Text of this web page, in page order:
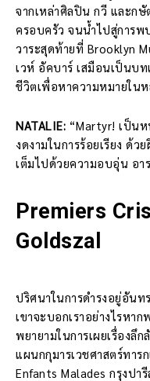
จากเหล่าศิลปิน กวี และก
ครอบครัว จนน้ำไปสู่การพ
วาระสุดท้ายที่ Brooklyn
เวห์ อัคบาร์ เสมือนเป็นบท
ชีวิตเพื่อหาความหมายใน
NATALIE: “Martyr! เป็นห
งดงามในการร้อยเรียง ด้ว
เต็มไปด้วยความอบอุ่น อ
Premiers Cris
Goldszal
ปริศนาในการดำรงอยู่อันท
เขาจะบอกเราอย่างไรหา
พยายามในการเผยเรื่อง
แผนกกุมารเวชศาสตร์ทาร
Enfants Malades กรุงปา